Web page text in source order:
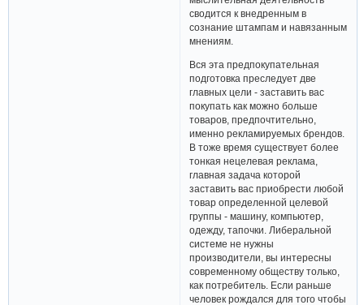
сводится к внедренным в
сознание штампам и навязанным
мнениям.
Вся эта предпокупательная
подготовка преследует две
главных цели - заставить вас
покупать как можно больше
товаров, предпочтительно,
именно рекламируемых брендов.
В тоже время существует более
тонкая нецелевая реклама,
главная задача которой
заставить вас приобрести любой
товар определенной целевой
группы - машину, компьютер,
одежду, тапочки. Либеральной
системе не нужны
производители, вы интересны
современному обществу только,
как потребитель. Если раньше
человек рождался для того чтобы